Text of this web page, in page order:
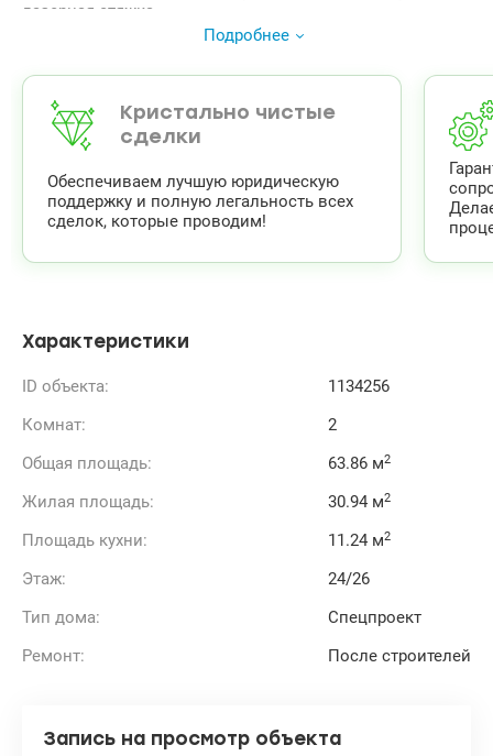
лазерная стяжка.
В ЖК Фемели энд френдс есть собственная котельная.
На территории детская и спортивная площадка,
магазины, аптека, кафе, салон красоты, супермаркеты
Novus, АТБ, Фора, транспортная остановка.
На этаже есть еще 1к квартира в продаже, семья/друзья
рядом.
Дом введен в эксплуатацию. Переуступка.
Звоните 0637120786 Татьяна .valion.ua/1134256
Цена 68 000 у.е. Без комиссии
Подробнее
Кристально чистые
сделки
Обеспечиваем лучшую юридическую
поддержку и полную легальность всех
сделок, которые проводим!
Характеристики
ID объекта:
1134256
Комнат:
2
Общая площадь:
63.86 м2
Жилая площадь: 30.94 м2
Площадь кухни: 11.24 м2
Этаж:
24/26
Тип дома:
Спецпроект
Ремонт:
После строителей
Запись на просмотр объекта